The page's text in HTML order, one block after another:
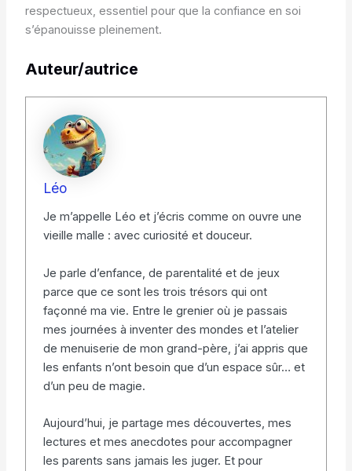
respectueux, essentiel pour que la confiance en soi
s’épanouisse pleinement.
Auteur/autrice
Léo
Je m’appelle Léo et j’écris comme on ouvre une
vieille malle : avec curiosité et douceur.
Je parle d’enfance, de parentalité et de jeux
parce que ce sont les trois trésors qui ont
façonné ma vie. Entre le grenier où je passais
mes journées à inventer des mondes et l’atelier
de menuiserie de mon grand-père, j’ai appris que
les enfants n’ont besoin que d’un espace sûr… et
d’un peu de magie.
Aujourd’hui, je partage mes découvertes, mes
lectures et mes anecdotes pour accompagner
les parents sans jamais les juger. Et pour